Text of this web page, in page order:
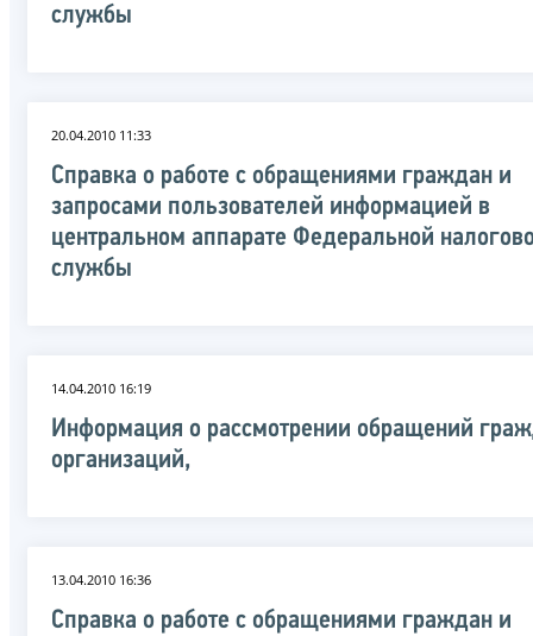
службы
20.04.2010 11:33
Справка о работе с обращениями граждан и
запросами пользователей информацией в
центральном аппарате Федеральной
службы
14.04.2010 16:19
Информация о рассмотрении обращений
организаций,
13.04.2010 16:36
Справка о работе с обращениями граждан и